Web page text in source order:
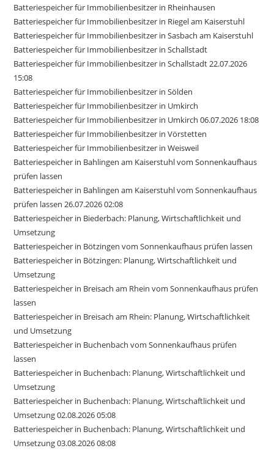
Batteriespeicher für Immobilienbesitzer in Rheinhausen
Batteriespeicher für Immobilienbesitzer in Riegel am Kaiserstuhl
Batteriespeicher für Immobilienbesitzer in Sasbach am Kaiserstuhl
Batteriespeicher für Immobilienbesitzer in Schallstadt
Batteriespeicher für Immobilienbesitzer in Schallstadt 22.07.2026
15:08
Batteriespeicher für Immobilienbesitzer in Sölden
Batteriespeicher für Immobilienbesitzer in Umkirch
Batteriespeicher für Immobilienbesitzer in Umkirch 06.07.2026 18:08
Batteriespeicher für Immobilienbesitzer in Vörstetten
Batteriespeicher für Immobilienbesitzer in Weisweil
Batteriespeicher in Bahlingen am Kaiserstuhl vom Sonnenkaufhaus
prüfen lassen
Batteriespeicher in Bahlingen am Kaiserstuhl vom Sonnenkaufhaus
prüfen lassen 26.07.2026 02:08
Batteriespeicher in Biederbach: Planung, Wirtschaftlichkeit und
Umsetzung
Batteriespeicher in Bötzingen vom Sonnenkaufhaus prüfen lassen
Batteriespeicher in Bötzingen: Planung, Wirtschaftlichkeit und
Umsetzung
Batteriespeicher in Breisach am Rhein vom Sonnenkaufhaus prüfen
lassen
Batteriespeicher in Breisach am Rhein: Planung, Wirtschaftlichkeit
und Umsetzung
Batteriespeicher in Buchenbach vom Sonnenkaufhaus prüfen
lassen
Batteriespeicher in Buchenbach: Planung, Wirtschaftlichkeit und
Umsetzung
Batteriespeicher in Buchenbach: Planung, Wirtschaftlichkeit und
Umsetzung 02.08.2026 05:08
Batteriespeicher in Buchenbach: Planung, Wirtschaftlichkeit und
Umsetzung 03.08.2026 08:08